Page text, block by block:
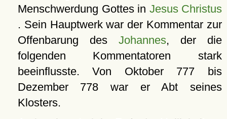
Menschwerdung Gottes in Jesus Christus
. Sein Hauptwerk war der Kommentar zur
Offenbarung des Johannes, der die
folgenden Kommentatoren stark
beeinflusste. Von Oktober 777 bis
Dezember 778 war er Abt seines
Klosters.